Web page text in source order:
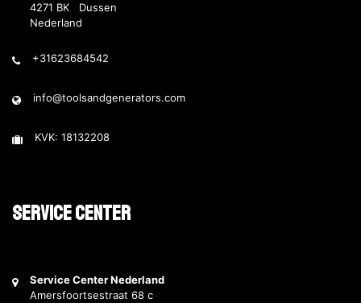
4271 BK Dussen
Nederland
+31623684542
info@toolsandgenerators.com
KVK: 18132208
Service Center
Service Center Nederland
Amersfoortsestraat 68 c